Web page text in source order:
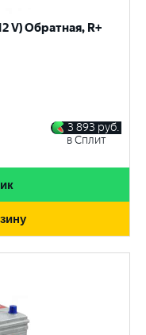
V) Обратная, R+
3 893 руб.
в Сплит